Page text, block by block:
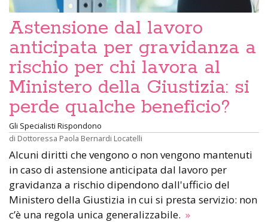
Astensione dal lavoro
anticipata per gravidanza a
rischio per chi lavora al
Ministero della Giustizia: si
perde qualche beneficio?
Gli Specialisti Rispondono
di Dottoressa Paola Bernardi Locatelli
Alcuni diritti che vengono o non vengono mantenuti
in caso di astensione anticipata dal lavoro per
gravidanza a rischio dipendono dall'ufficio del
Ministero della Giustizia in cui si presta servizio: non
c’è una regola unica generalizzabile. »